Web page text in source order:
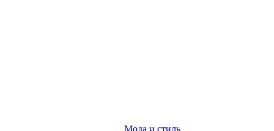
Мода и стиль